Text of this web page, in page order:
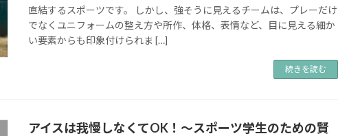
直結するスポーツです。 しかし、強そうに見えるチームは、プレーだけ
でなくユニフォームの整え方や所作、体格、表情など、目に見える細か
い要素からも印象付けられま […]
続きを読む
アイスは我慢しなくてOK！～スポーツ学生のための賢